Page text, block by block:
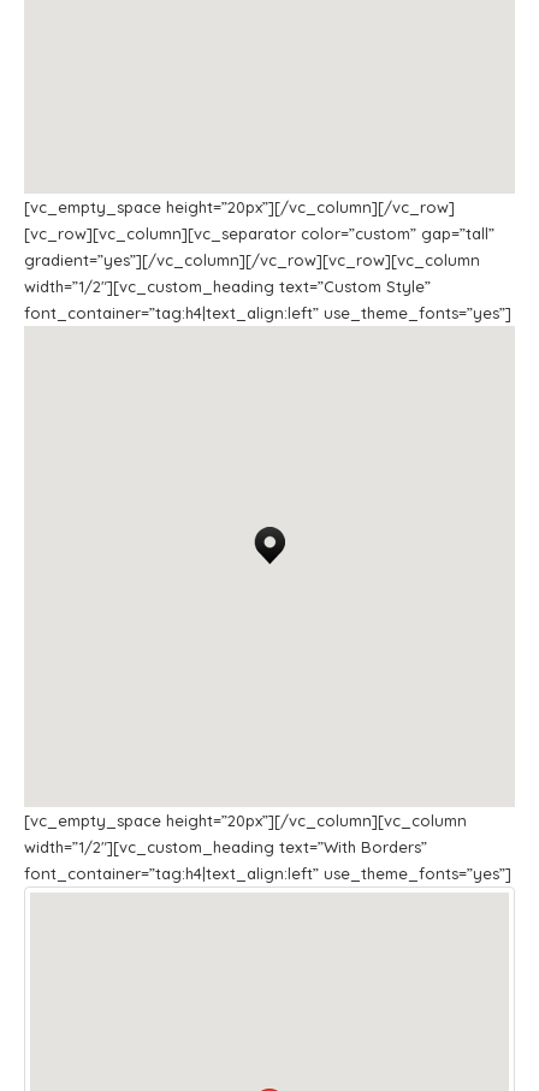
[vc_empty_space height=”20px”][/vc_column][/vc_row]
[vc_row][vc_column][vc_separator color=”custom” gap=”tall”
gradient=”yes”][/vc_column][/vc_row][vc_row][vc_column
width=”1/2″][vc_custom_heading text=”Custom Style”
font_container=”tag:h4|text_align:left” use_theme_fonts=”yes”]
[vc_empty_space height=”20px”][/vc_column][vc_column
width=”1/2″][vc_custom_heading text=”With Borders”
font_container=”tag:h4|text_align:left” use_theme_fonts=”yes”]